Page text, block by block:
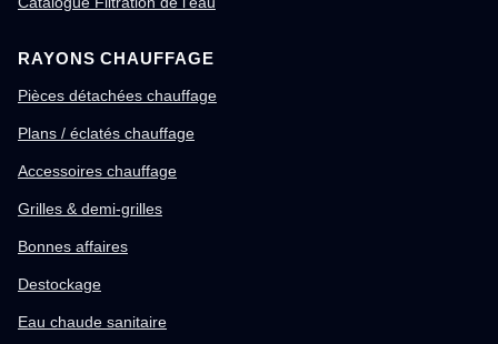
RAYONS CHAUFFAGE
Pièces détachées chauffage
Plans / éclatés chauffage
Accessoires chauffage
Grilles & demi-grilles
Bonnes affaires
Destockage
Eau chaude sanitaire